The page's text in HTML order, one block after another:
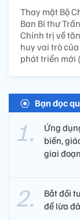
Thay mặt Bộ
Ban Bí thư
Chính trị về
huy vai trò
phát triển mới
Bạn đọc
Ứng
biến,
giai
Bắt đối
để lừa